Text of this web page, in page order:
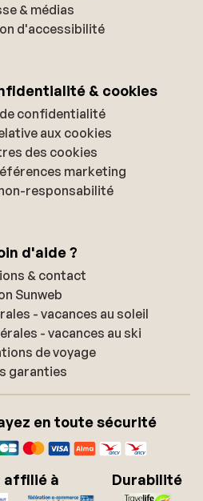
& médias
d'accessibilité
& cookies
confidentialité
aux cookies
des cookies
marketing
responsabilité
d'aide ?
& contact
Sunweb
- vacances au soleil
- vacances au ski
de voyage
garanties
en toute sécurité
affilié à Durabilité